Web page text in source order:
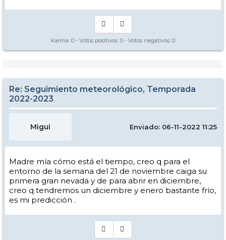
Karma: 0 - Votos positivos: 0 - Votos negativos: 0
Re: Seguimiento meteorológico, Temporada
2022-2023
Migui Enviado: 06-11-2022 11:25
Madre mía cómo está el tiempo, creo q para el
entorno de la semana del 21 de noviembre caiga su
primera gran nevada y de para abrir en diciembre,
creo q tendremos un diciembre y enero bastante frío,
es mi predicción .